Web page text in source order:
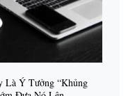
Là Ý Tưởng “khủng